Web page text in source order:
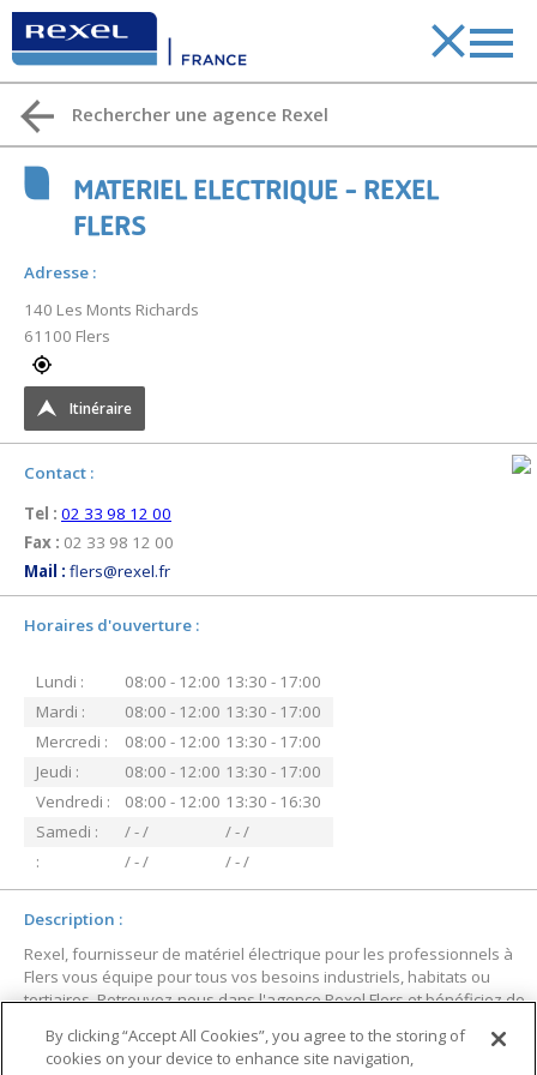
Rechercher une agence Rexel
MATERIEL ELECTRIQUE - REXEL
FLERS
Adresse :
140 Les Monts Richards
61100 Flers
Itinéraire
Contact :
Tel : 02 33 98 12 00
Fax : 02 33 98 12 00
Mail : flers@rexel.fr
Horaires d'ouverture :
Lundi : 08:00 - 12:00 13:30 - 17:00
Mardi : 08:00 - 12:00 13:30 - 17:00
Mercredi : 08:00 - 12:00 13:30 - 17:00
Jeudi : 08:00 - 12:00 13:30 - 17:00
Vendredi : 08:00 - 12:00 13:30 - 16:30
Samedi : / - /
/ - /
:
/ - / / - /
Description :
Rexel, fournisseur de matériel électrique pour les professionnels à
Flers vous équipe pour tous vos besoins industriels, habitats ou
tertiaires. Retrouvez-nous dans l'agence Rexel Flers et bénéficiez de
l'agence : Accompagnement dans la réalisation des chantiers,
conseils personnalisés, expertise produits, service de mise à
By clicking “Accept All Cookies”, you agree to the storing of
cookies on your device to enhance site navigation,